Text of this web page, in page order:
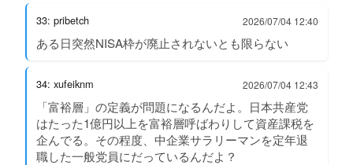
33: pribetch 2026/07/04 12:40
ある日突然NISA枠が廃止されないとも限らない
34: xufeiknm 2026/07/04 12:43
「富裕層」の定義が問題になるんだよ。日本共産党
はたった1億円以上を富裕層呼ばわりして資産課税を
企んでる。その程度、中企業サラリーマンを定年退
職した一般党員にだっているんだよ？